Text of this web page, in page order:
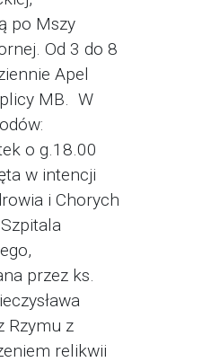
po Mszy
Od 3 do 8
Apel
MB. W
o g.18.00
w intencji
i Chorych
przez ks.
Rzymu z
relikwii